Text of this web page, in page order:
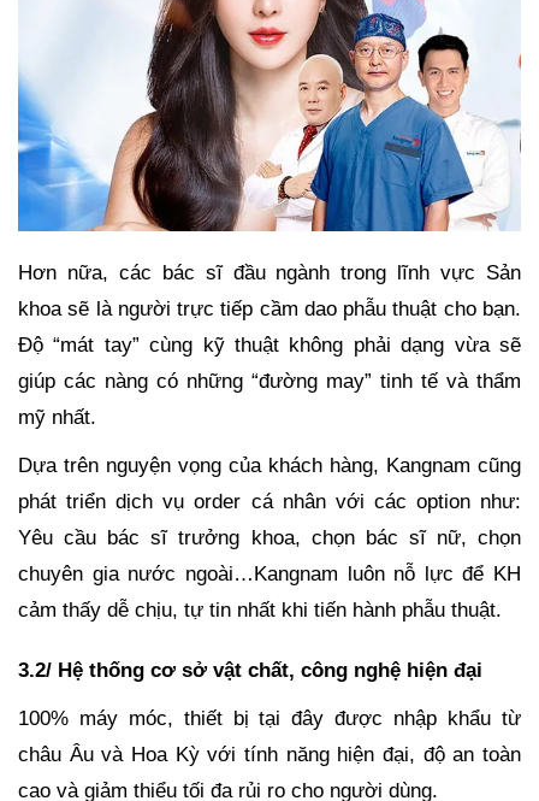
Hơn nữa, các bác sĩ đầu ngành trong lĩnh vực Sản
khoa sẽ là người trực tiếp cầm dao phẫu thuật cho bạn.
Độ “mát tay” cùng kỹ thuật không phải dạng vừa sẽ
giúp các nàng có những “đường may” tinh tế và thẩm
mỹ nhất.
Dựa trên nguyện vọng của khách hàng, Kangnam cũng
phát triển dịch vụ order cá nhân với các option như:
Yêu cầu bác sĩ trưởng khoa, chọn bác sĩ nữ, chọn
chuyên gia nước ngoài…Kangnam luôn nỗ lực để KH
cảm thấy dễ chịu, tự tin nhất khi tiến hành phẫu thuật.
3.2/ Hệ thống cơ sở vật chất, công nghệ hiện đại
100% máy móc, thiết bị tại đây được nhập khẩu từ
châu Âu và Hoa Kỳ với tính năng hiện đại, độ an toàn
cao và giảm thiểu tối đa rủi ro cho người dùng.